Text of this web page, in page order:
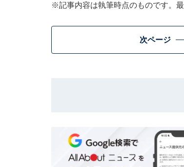
※記事内容は執筆時点のものです。
次ページ